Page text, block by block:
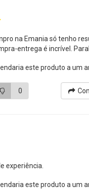
na Emania só tenho
entrega é incrível.
este produto a um
0
experiência.
este produto a um